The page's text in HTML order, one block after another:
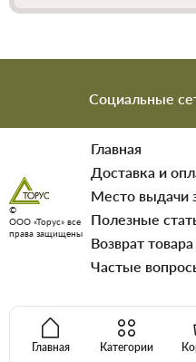
Главная Категории
Социальные
©
ООО «Торус» все
права защищены
Главная
Доставка и
Место выдачи
Полезные
Возврат товара
Частые